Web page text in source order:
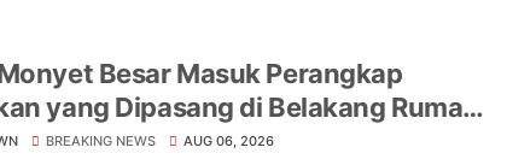
Besar Masuk Perangkap
yang Dipasang di Belakang Rumah
Tampomas
BREAKING NEWS AUG 06, 2026